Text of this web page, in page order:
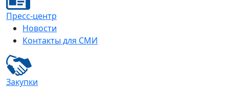
Пресс-центр
Новости
Контакты для СМИ
Закупки